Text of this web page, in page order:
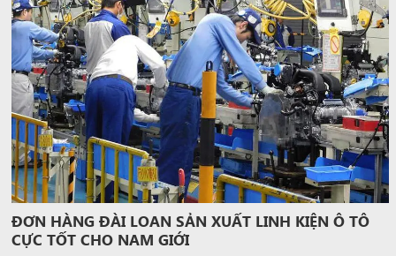
ĐƠN HÀNG ĐÀI LOAN SẢN XUẤT LINH KIỆN Ô TÔ
CỰC TỐT CHO NAM GIỚI